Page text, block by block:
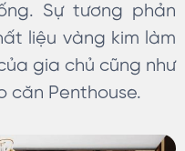
Sự tương phản
liệu vàng kim làm
gia chủ cũng như
căn Penthouse.